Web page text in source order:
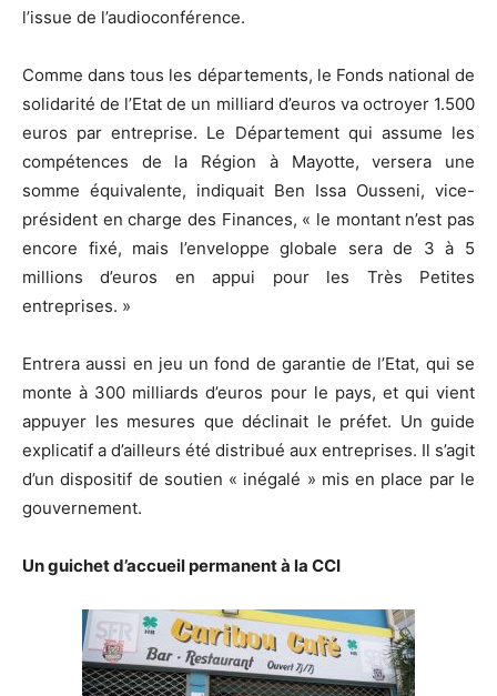
l’issue de l’audioconférence.
Comme dans tous les départements, le Fonds national de
solidarité de l’Etat de un milliard d’euros va octroyer 1.500
euros par entreprise. Le Département qui assume les
compétences de la Région à Mayotte, versera une
somme équivalente, indiquait Ben Issa Ousseni, vice-
président en charge des Finances, « le montant n’est pas
encore fixé, mais l’enveloppe globale sera de 3 à 5
millions d’euros en appui pour les Très Petites
entreprises. »
Entrera aussi en jeu un fond de garantie de l’Etat, qui se
monte à 300 milliards d’euros pour le pays, et qui vient
appuyer les mesures que déclinait le préfet. Un guide
explicatif a d’ailleurs été distribué aux entreprises. Il s’agit
d’un dispositif de soutien « inégalé » mis en place par le
gouvernement.
Un guichet d’accueil permanent à la CCI